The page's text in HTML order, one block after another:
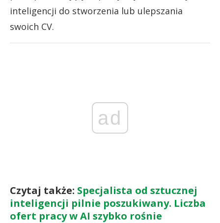
inteligencji do stworzenia lub ulepszania
swoich CV.
ad
Czytaj także: Specjalista od sztucznej
inteligencji pilnie poszukiwany. Liczba
ofert pracy w AI szybko rośnie